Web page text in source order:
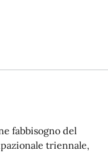
fabbisogno del
triennale,